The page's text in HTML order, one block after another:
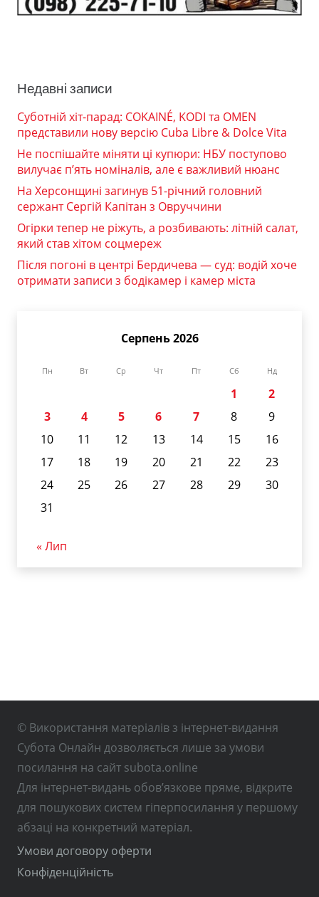
Недавні записи
Суботній хіт-парад: COKAINÉ, KODI та OMEN
представили нову версію Cuba Libre & Dolce Vita
Не поспішайте міняти ці купюри: НБУ поступово
вилучає п’ять номіналів, але є важливий нюанс
На Херсонщині загинув 51-річний головний
сержант Сергій Капітан з Овруччини
Огірки тепер не ріжуть, а розбивають: літній салат,
який став хітом соцмереж
Після погоні в центрі Бердичева — суд: водій хоче
отримати записи з бодікамер і камер міста
Серпень 2026
Пн Вт Ср Чт Пт Сб Нд
1
2
3
4 5 6 7 8
9
10
11 12 13 14 15
16
17
18 19 20 21 22
23
24
25 26 27 28 29
30
31
« Лип
© Використання матеріалів з інтернет-видання
Субота Онлайн дозволяється лише за умови
посилання на сайт subota.online
Для інтернет-видань обов’язкове пряме, відкрите
для пошукових систем гіперпосилання у першому
абзаці на конкретний матеріал.
Умови договору оферти
Конфіденційність